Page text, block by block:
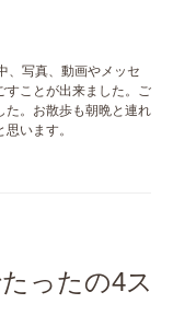
、写真、動画やメッセ
すことが出来ました。ご
た。お散歩も朝晩と連れ
います。
ったの4ス